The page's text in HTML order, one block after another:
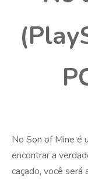
No Son of Mine é
encontrar a
caçado, você será